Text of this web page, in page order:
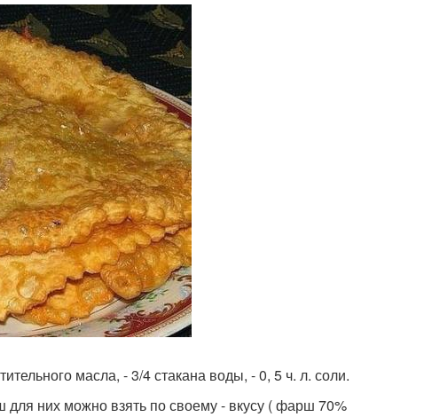
масла, - 3/4 стакана воды, - 0, 5 ч. л. соли.
них можно взять по своему - вкусу ( фарш 70%